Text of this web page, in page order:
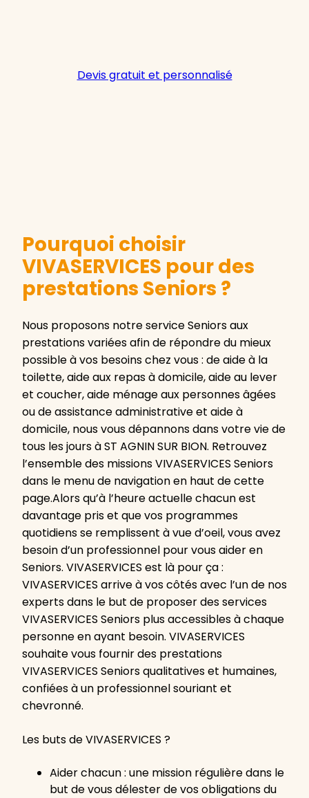
Devis gratuit et personnalisé
Pourquoi choisir
VIVASERVICES pour des
prestations Seniors ?
Nous proposons notre service Seniors aux
prestations variées afin de répondre du mieux
possible à vos besoins chez vous : de aide à la
toilette, aide aux repas à domicile, aide au lever
et coucher, aide ménage aux personnes âgées
ou de assistance administrative et aide à
domicile, nous vous dépannons dans votre vie de
tous les jours à ST AGNIN SUR BION. Retrouvez
l’ensemble des missions VIVASERVICES Seniors
dans le menu de navigation en haut de cette
page.Alors qu’à l’heure actuelle chacun est
davantage pris et que vos programmes
quotidiens se remplissent à vue d’oeil, vous avez
besoin d’un professionnel pour vous aider en
Seniors. VIVASERVICES est là pour ça :
VIVASERVICES arrive à vos côtés avec l’un de nos
experts dans le but de proposer des services
VIVASERVICES Seniors plus accessibles à chaque
personne en ayant besoin. VIVASERVICES
souhaite vous fournir des prestations
VIVASERVICES Seniors qualitatives et humaines,
confiées à un professionnel souriant et
chevronné.
Les buts de VIVASERVICES ?
Aider chacun : une mission régulière dans le
but de vous délester de vos obligations du